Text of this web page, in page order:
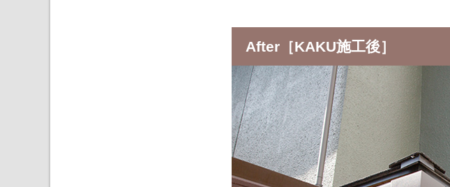
After［KAKU施工後］